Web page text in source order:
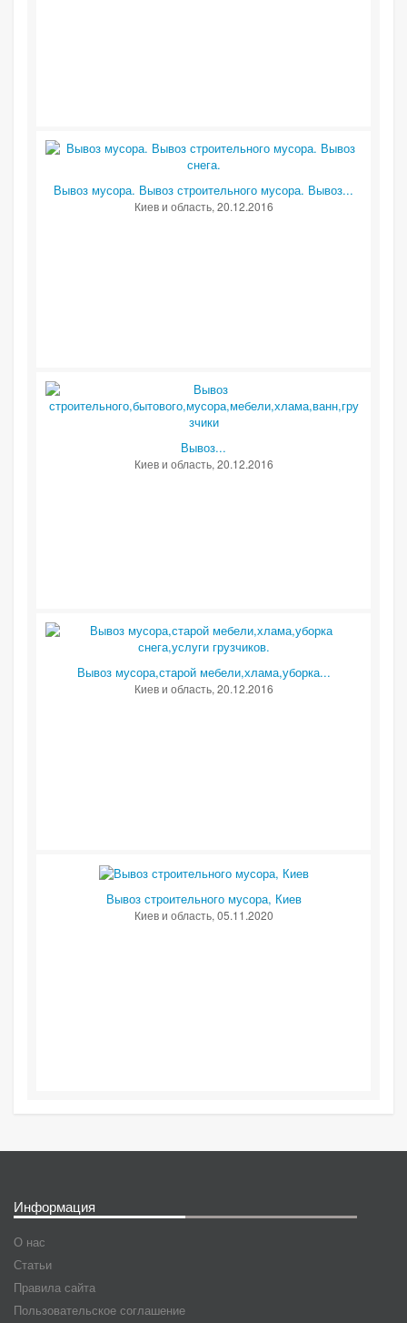
Вывоз мусора. Вывоз строительного мусора. Вывоз...
Киев и область, 20.12.2016
Вывоз...
Киев и область, 20.12.2016
Вывоз мусора,старой мебели,хлама,уборка...
Киев и область, 20.12.2016
Вывоз строительного мусора, Киев
Киев и область, 05.11.2020
Информация
О нас
Статьи
Правила сайта
Пользовательское соглашение